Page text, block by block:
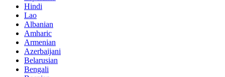
Hindi
Lao
Albanian
Amharic
Armenian
Azerbaijani
Belarusian
Bengali